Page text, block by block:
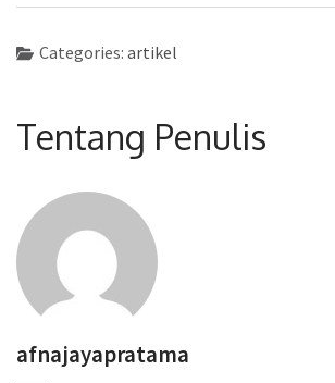
Categories: artikel
Tentang Penulis
afnajayapratama